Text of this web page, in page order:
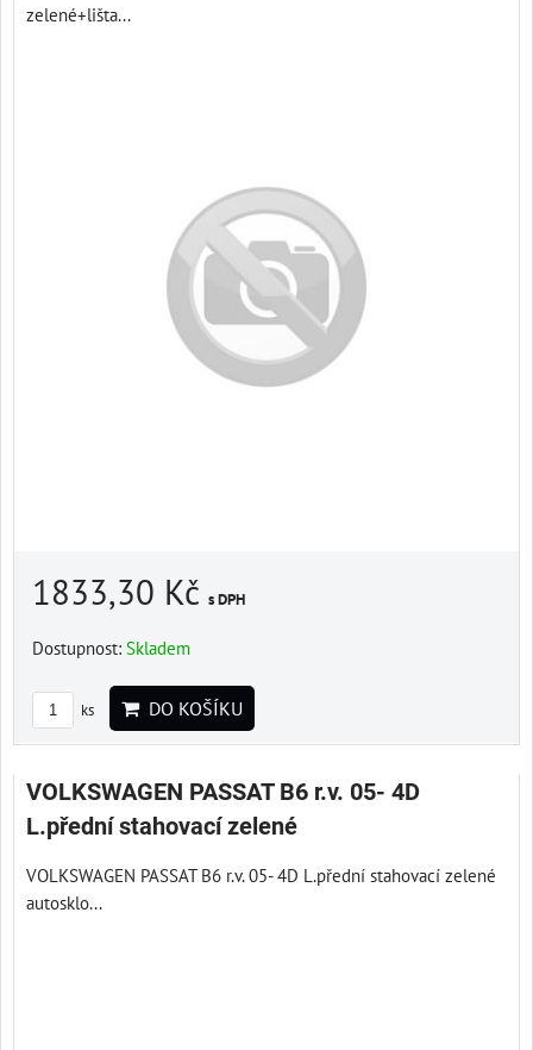
zelené+lišta...
1833,30 Kč s DPH
Dostupnost: Skladem
ks DO KOŠÍKU
VOLKSWAGEN PASSAT B6 r.v. 05- 4D
L.přední stahovací zelené
VOLKSWAGEN PASSAT B6 r.v. 05- 4D L.přední stahovací zelené
autosklo...